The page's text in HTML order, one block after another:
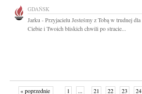
GDAŃSK
Jarku - Przyjacielu Jesteśmy z Tobą w trudnej dla
Ciebie i Twoich bliskich chwili po stracie...
« poprzednie 1 ... 21 22 23 24